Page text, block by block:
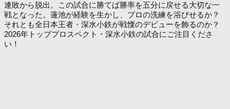
連敗から脱出。この試合に勝てば勝率を五分に戻せる大切な一
戦となった。蓮池が経験を生かし、プロの洗練を浴びせるか？
それとも全日本王者・深水小鉄が戦慄のデビューを飾るのか？
2026年トッププロスペクト・深水小鉄の試合にご注目くださ
い！